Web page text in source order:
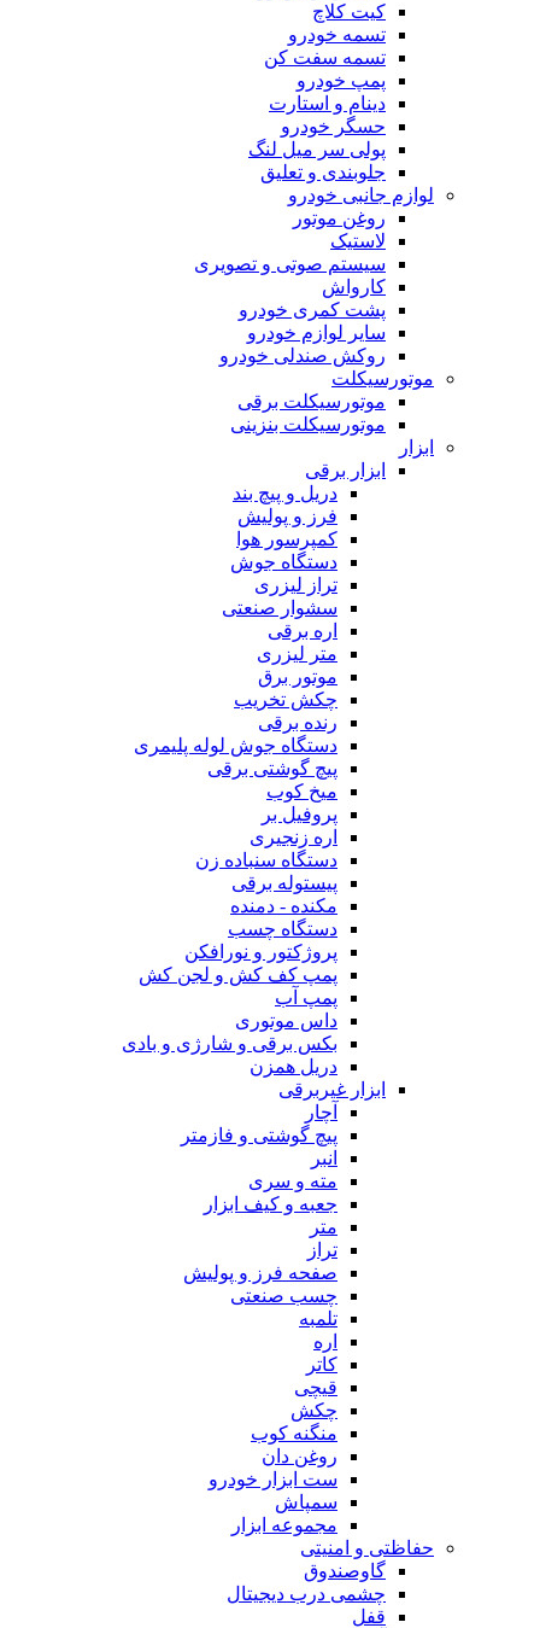
کیت کلاچ
تسمه خودرو
تسمه سفت کن
پمپ خودرو
دینام و استارت
حسگر خودرو
پولی سر میل لنگ
جلوبندی و تعلیق
لوازم جانبی خودرو
روغن موتور
لاستیک
سیستم صوتی و تصویری
کارواش
پشت کمری خودرو
سایر لوازم خودرو
روکش صندلی خودرو
موتورسیکلت
موتورسیکلت برقی
موتورسیکلت بنزینی
ابزار
ابزار برقی
دریل و پیچ بند
فرز و پولیش
کمپرسور هوا
دستگاه جوش
تراز لیزری
سشوار صنعتی
اره برقی
متر لیزری
موتور برق
چکش تخریب
رنده برقی
دستگاه جوش لوله پلیمری
پیچ گوشتی برقی
میخ کوب
پروفیل بر
اره زنجیری
دستگاه سنباده زن
پیستوله برقی
مکنده - دمنده
دستگاه چسب
پروژکتور و نورافکن
پمپ کف کش و لجن کش
پمپ آب
داس موتوری
بکس برقی و شارژی و بادی
دریل همزن
ابزار غیربرقی
آچار
پیچ گوشتی و فازمتر
انبر
مته و سری
جعبه و کیف ابزار
متر
تراز
صفحه فرز و پولیش
چسب صنعتی
تلمبه
اره
کاتر
قیچی
چکش
منگنه کوب
روغن دان
ست ابزار خودرو
سمپاش
مجموعه ابزار
حفاظتی و امنیتی
گاوصندوق
چشمی درب دیجیتال
قفل